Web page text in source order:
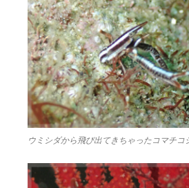
ウミシダから飛び出てきちゃったコマチコ